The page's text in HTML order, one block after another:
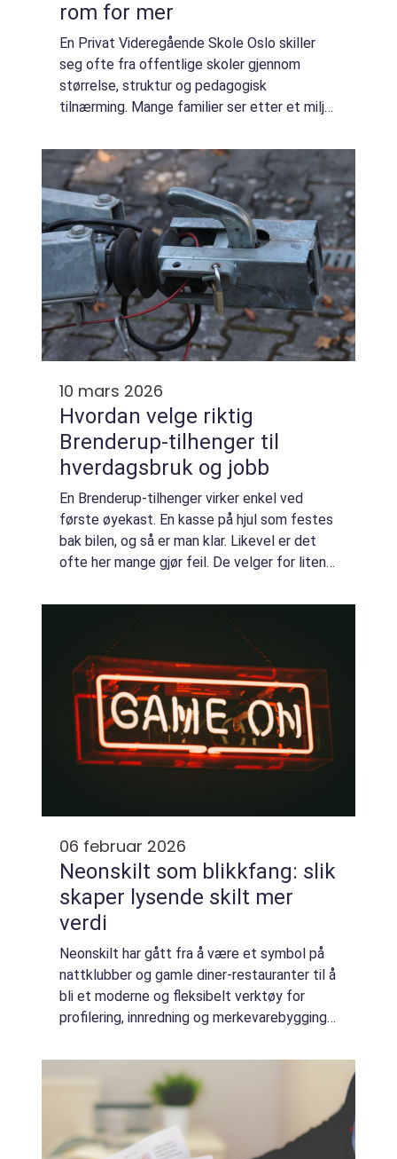
rom for mer
En Privat Videregående Skole Oslo skiller
seg ofte fra offentlige skoler gjennom
størrelse, struktur og pedagogisk
tilnærming. Mange familier ser etter et miljø
opplever mer fleksibilitet i hverdagen. En ...
10 mars 2026
Hvordan velge riktig
Brenderup-tilhenger til
hverdagsbruk og jobb
En Brenderup-tilhenger virker enkel ved
første øyekast. En kasse på hjul som festes
bak bilen, og så er man klar. Likevel er det
ofte her mange gjør feil. De velger for liten
06 februar 2026
Neonskilt som blikkfang: slik
skaper lysende skilt mer
verdi
Neonskilt har gått fra å være et symbol på
nattklubber og gamle diner-restauranter til å
bli et moderne og fleksibelt verktøy for
profilering, innredning og merkevarebygging. I
neonskilt for å skape stemnin...